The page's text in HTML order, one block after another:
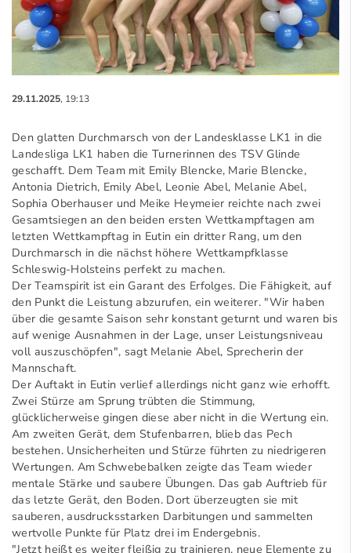
29.11.2025, 19:13
Den glatten Durchmarsch von der Landesklasse LK1 in die
Landesliga LK1 haben die Turnerinnen des TSV Glinde
geschafft. Dem Team mit Emily Blencke, Marie Blencke,
Antonia Dietrich, Emily Abel, Leonie Abel, Melanie Abel,
Sophia Oberhauser und Meike Heymeier reichte nach zwei
Gesamtsiegen an den beiden ersten Wettkampftagen am
letzten Wettkampftag in Eutin ein dritter Rang, um den
Durchmarsch in die nächst höhere Wettkampfklasse
Schleswig-Holsteins perfekt zu machen.
Der Teamspirit ist ein Garant des Erfolges. Die Fähigkeit, auf
den Punkt die Leistung abzurufen, ein weiterer. "Wir haben
über die gesamte Saison sehr konstant geturnt und waren bis
auf wenige Ausnahmen in der Lage, unser Leistungsniveau
voll auszuschöpfen", sagt Melanie Abel, Sprecherin der
Mannschaft.
Der Auftakt in Eutin verlief allerdings nicht ganz wie erhofft.
Zwei Stürze am Sprung trübten die Stimmung,
glücklicherweise gingen diese aber nicht in die Wertung ein.
Am zweiten Gerät, dem Stufenbarren, blieb das Pech
bestehen. Unsicherheiten und Stürze führten zu niedrigeren
Wertungen. Am Schwebebalken zeigte das Team wieder
mentale Stärke und saubere Übungen. Das gab Auftrieb für
das letzte Gerät, den Boden. Dort überzeugten sie mit
sauberen, ausdrucksstarken Darbitungen und sammelten
wertvolle Punkte für Platz drei im Endergebnis.
"Jetzt heißt es weiter fleißig zu trainieren, neue Elemente zu